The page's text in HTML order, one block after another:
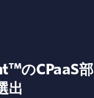
のCPaaS部
出